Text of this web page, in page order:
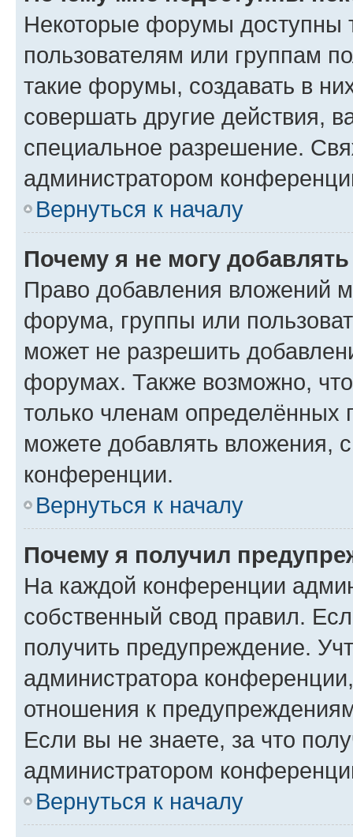
Некоторые форумы доступны
пользователям или группам
такие форумы, создавать в
совершать другие действия,
специальное разрешение.
администратором
Вернуться к началу
Почему я не могу
Право добавления вложений
форума, группы или
может не разрешить
форумах. Также возможно,
только членам определённых
можете добавлять вложения,
конференции.
Вернуться к началу
Почему я получил
На каждой конференции
собственный свод правил.
получить предупреждение.
администратора
отношения к
Если вы не знаете, за что
администратором
Вернуться к началу